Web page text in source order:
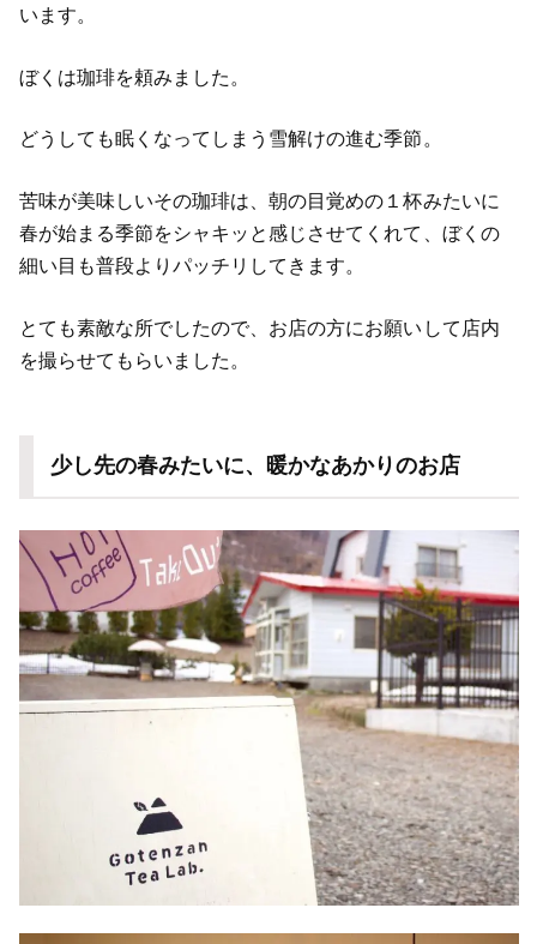
います。
ぼくは珈琲を頼みました。
どうしても眠くなってしまう雪解けの進む季節。
苦味が美味しいその珈琲は、朝の目覚めの１杯みたいに
春が始まる季節をシャキッと感じさせてくれて、ぼくの
細い目も普段よりパッチリしてきます。
とても素敵な所でしたので、お店の方にお願いして店内
を撮らせてもらいました。
少し先の春みたいに、暖かなあかりのお店